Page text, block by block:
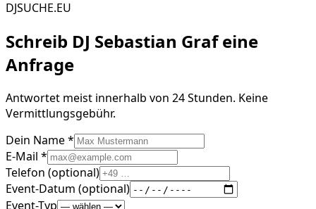
DJSUCHE.EU
Schreib DJ Sebastian Grafeine
Anfrage
Antwortet meist innerhalb von 24 Stunden. Keine
Vermittlungsgebühr.
Dein Name *
E-Mail *
Telefon (optional)
Event-Datum (optional)
Event-Typ